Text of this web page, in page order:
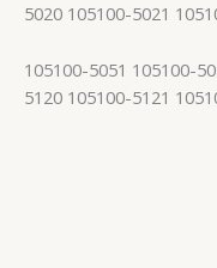
5020 105100-5021
105100-5051 105100-
5120 105100-5121